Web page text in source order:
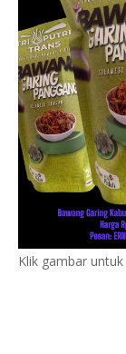
Klik gambar